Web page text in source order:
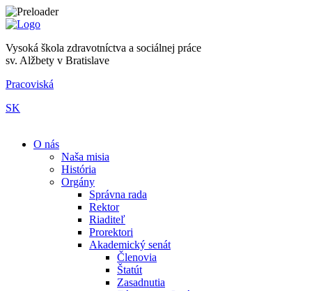
Vysoká škola zdravotníctva a sociálnej práce
sv. Alžbety v Bratislave
Pracoviská
SK
O nás
Naša misia
História
Orgány
Správna rada
Rektor
Riaditeľ
Prorektori
Akademický senát
Členovia
Štatút
Zasadnutia